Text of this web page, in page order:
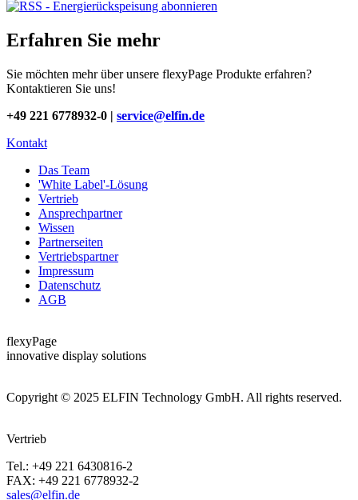
Erfahren Sie mehr
Sie möchten mehr über unsere flexyPage Produkte erfahren?
Kontaktieren Sie uns!
+49 221 6778932-0 | service@elfin.de
Kontakt
Das Team
'White Label'-Lösung
Vertrieb
Ansprechpartner
Wissen
Partnerseiten
Vertriebspartner
Impressum
Datenschutz
AGB
flexyPage
innovative display solutions
Copyright © 2025 ELFIN Technology GmbH. All rights reserved.
Vertrieb
Tel.: +49 221 6430816-2
FAX: +49 221 6778932-2
sales@elfin.de